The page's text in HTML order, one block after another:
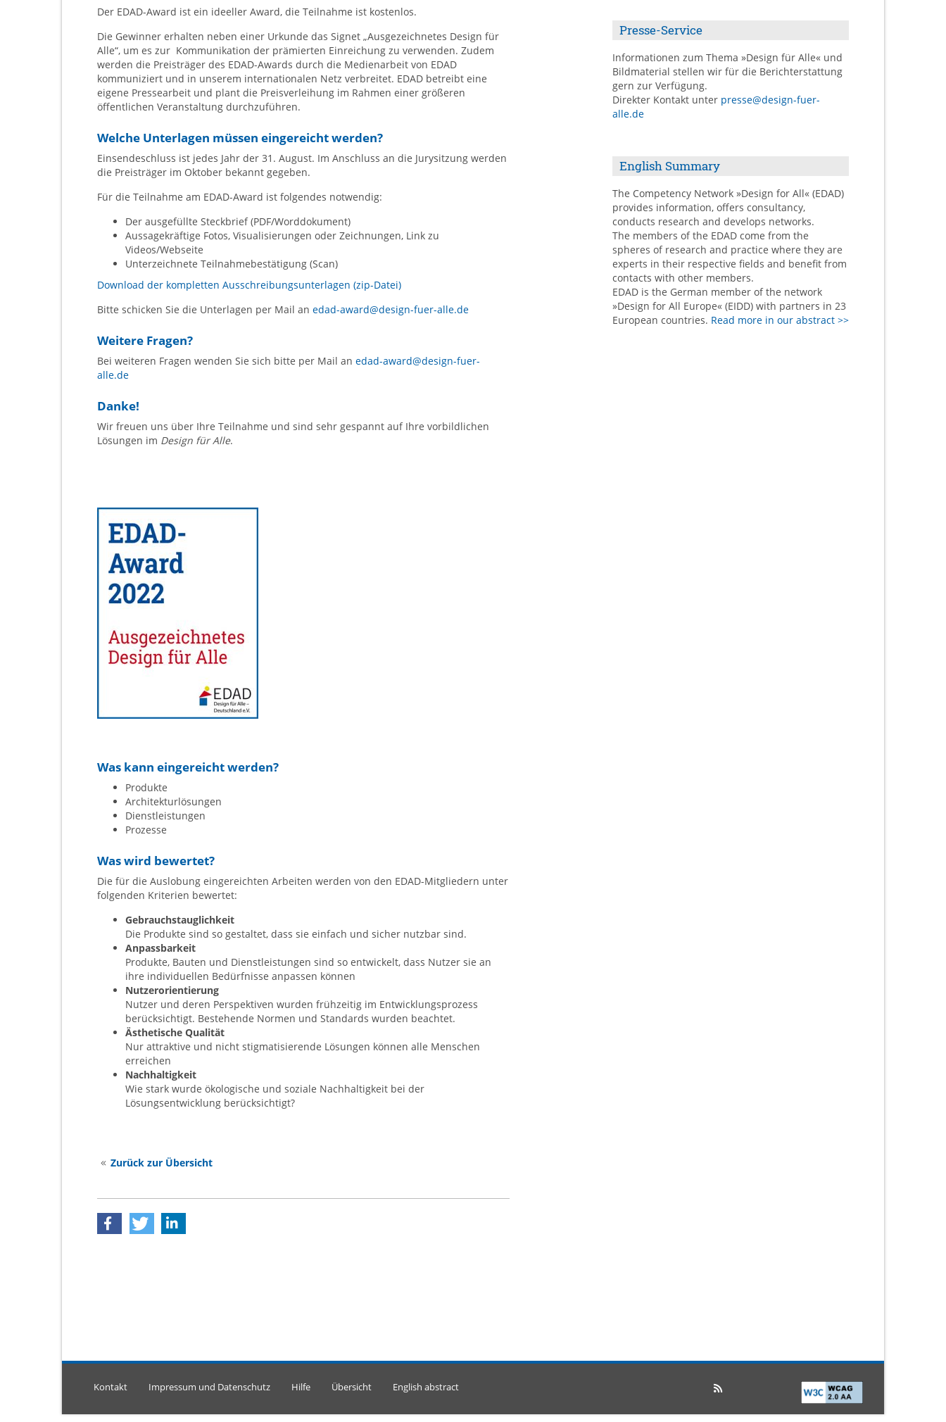
Der EDAD-Award ist ein ideeller Award, die Teilnahme ist kostenlos.
Die Gewinner erhalten neben einer Urkunde das Signet „Ausgezeichnetes Design für
Alle“, um es zur Kommunikation der prämierten Einreichung zu verwenden. Zudem
werden die Preisträger des EDAD-Awards durch die Medienarbeit von EDAD
kommuniziert und in unserem internationalen Netz verbreitet. EDAD betreibt eine
eigene Pressearbeit und plant die Preisverleihung im Rahmen einer größeren
öffentlichen Veranstaltung durchzuführen.
Welche Unterlagen müssen eingereicht werden?
Einsendeschluss ist jedes Jahr der 31. August. Im Anschluss an die Jurysitzung werden
die Preisträger im Oktober bekannt gegeben.
Für die Teilnahme am EDAD-Award ist folgendes notwendig:
Der ausgefüllte Steckbrief (PDF/Worddokument)
Aussagekräftige Fotos, Visualisierungen oder Zeichnungen, Link zu
Videos/Webseite
Unterzeichnete Teilnahmebestätigung (Scan)
Download der kompletten Ausschreibungsunterlagen (zip-Datei)
Bitte schicken Sie die Unterlagen per Mail an edad-award@design-fuer-alle.de
Weitere Fragen?
Bei weiteren Fragen wenden Sie sich bitte per Mail an edad-award@design-fuer-
alle.de
Danke!
Wir freuen uns über Ihre Teilnahme und sind sehr gespannt auf Ihre vorbildlichen
Lösungen im Design für Alle.
Was kann eingereicht werden?
Produkte
Architekturlösungen
Dienstleistungen
Prozesse
Was wird bewertet?
Die für die Auslobung eingereichten Arbeiten werden von den EDAD-Mitgliedern unter
folgenden Kriterien bewertet:
Gebrauchstauglichkeit
Die Produkte sind so gestaltet, dass sie einfach und sicher nutzbar sind.
Anpassbarkeit
Produkte, Bauten und Dienstleistungen sind so entwickelt, dass Nutzer sie an
ihre individuellen Bedürfnisse anpassen können
Nutzerorientierung
Nutzer und deren Perspektiven wurden frühzeitig im Entwicklungsprozess
berücksichtigt. Bestehende Normen und Standards wurden beachtet.
Ästhetische Qualität
Nur attraktive und nicht stigmatisierende Lösungen können alle Menschen
erreichen
Nachhaltigkeit
Wie stark wurde ökologische und soziale Nachhaltigkeit bei der
Lösungsentwicklung berücksichtigt?
Zurück zur Übersicht
Presse-Service
Informationen zum Thema »Design für Alle« und
Bildmaterial stellen wir für die Berichterstattung
gern zur Verfügung.
Direkter Kontakt unter presse@design-fuer-
alle.de
English Summary
The Competency Network »Design for All« (EDAD)
provides information, offers consultancy,
conducts research and develops networks.
The members of the EDAD come from the
spheres of research and practice where they are
experts in their respective fields and benefit from
contacts with other members.
EDAD is the German member of the network
»Design for All Europe« (EIDD) with partners in 23
European countries. Read more in our abstract >>
Kontakt Impressum und Datenschutz Hilfe Übersicht English abstract